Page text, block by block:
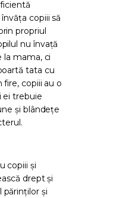
copiii să
propriul
nu învață
la mama, ci
tata cu
fire, copiii au o
ei trebuie
și blândețe
copiii și
drept și
și